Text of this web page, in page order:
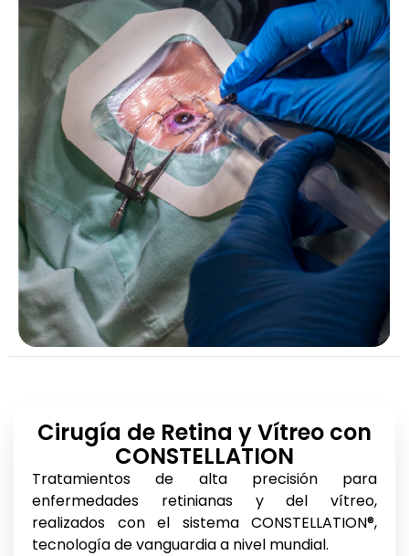
Cirugía de Retina y Vítreo con
CONSTELLATION
Tratamientos de alta precisión para
enfermedades retinianas y del vítreo,
realizados con el sistema CONSTELLATION®,
tecnología de vanguardia a nivel mundial.